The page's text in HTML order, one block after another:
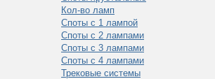
Кол-во ламп
Споты с 1 лампой
Споты с 2 лампами
Споты с 3 лампами
Споты с 4 лампами
Трековые системы